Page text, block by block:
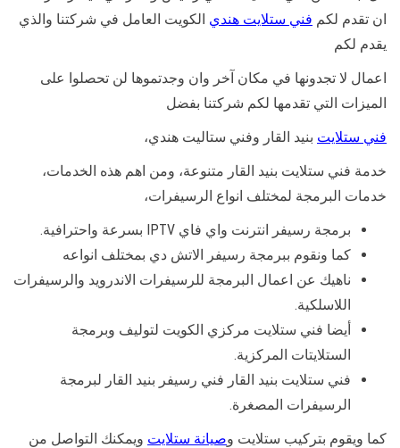
ان تقدم لكم فني ستلايت هندي الكويت العامل في شركتنا والذي
يقدم لكم
اعمال لا تجدونها في مكان آخر وان وجدتموها لن تحصلوا على
الميزات التي تقدمها لكم شركتنا بفضل
فني ستلايت بنيد القار وفني ستاليت هندي،
خدمة فني ستلايت بنيد القار متنوعة، ومن اهم هذه الخدمات،
خدمات البرمجة لمختلف انواع الرسيفرات،
برمجة رسيفر انترنت واي فاي IPTV بسرعة واحترافية.
كما ونقوم ببرمجة رسيفر الاتش دي بمختلف انواعه
ناهيك عن اعمال البرمجة للرسيفرات الاندرويد والرسيفرات
اللاسلكية.
أيضا فني ستلايت مركزي الكويت لتوليف وبرمجة
الستلايتات المركزية.
فني ستلايت بنيد القار فني رسيفر بنيد القار لبرمجة
الرسيفرات المصغرة.
كما ويقوم بتركيب ستلايت وصيانة ستلايت ويمكنك التواصل من